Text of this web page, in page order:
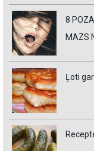
8
MAZS
Ļoti